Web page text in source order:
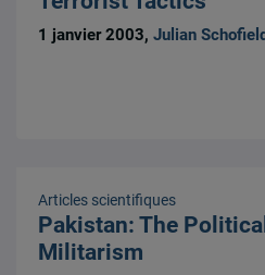
1 janvier 2003,Julian Schofield
Articles scientifiques
Pakistan: The
Militarism